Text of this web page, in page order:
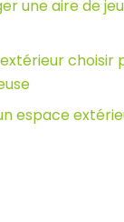
une aire de
choisir
espace